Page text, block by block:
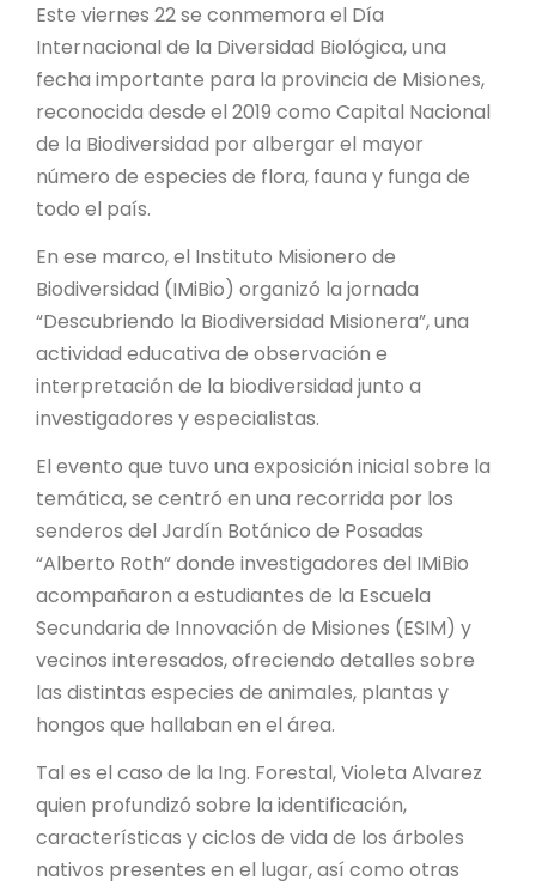
PROGRAMAS
PROYECTO ÁGUILAS DE MISIONES
MONUMENTOS NATURALES
REPOSITORIO
CONTACTO
Este viernes 22 se conmemora el Día
Internacional de la Diversidad Biológica, una
fecha importante para la provincia de Misiones,
reconocida desde el 2019 como Capital Nacional
de la Biodiversidad por albergar el mayor
número de especies de flora, fauna y funga de
todo el país.
En ese marco, el Instituto Misionero de
Biodiversidad (IMiBio) organizó la jornada
“Descubriendo la Biodiversidad Misionera”, una
actividad educativa de observación e
interpretación de la biodiversidad junto a
investigadores y especialistas.
El evento que tuvo una exposición inicial sobre la
temática, se centró en una recorrida por los
senderos del Jardín Botánico de Posadas
“Alberto Roth” donde investigadores del IMiBio
acompañaron a estudiantes de la Escuela
Secundaria de Innovación de Misiones (ESIM) y
vecinos interesados, ofreciendo detalles sobre
las distintas especies de animales, plantas y
hongos que hallaban en el área.
Tal es el caso de la Ing. Forestal, Violeta Alvarez
quien profundizó sobre la identificación,
características y ciclos de vida de los árboles
nativos presentes en el lugar, así como otras